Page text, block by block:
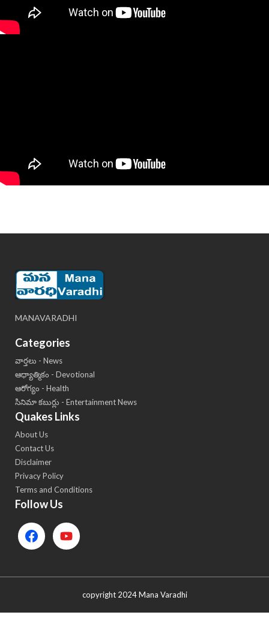
MANAVARADHI
Categories
వార్తలు - News
ఆధ్యాత్మికం - Devotional
ఆరోగ్యం - Health
సినిమా కబుర్లు - Entertainment News
Quakes Links
About Us
Contact Us
Disclaimer
Privacy Policy
Terms and Conditions
Follow Us
copyright 2024 Mana Varadhi